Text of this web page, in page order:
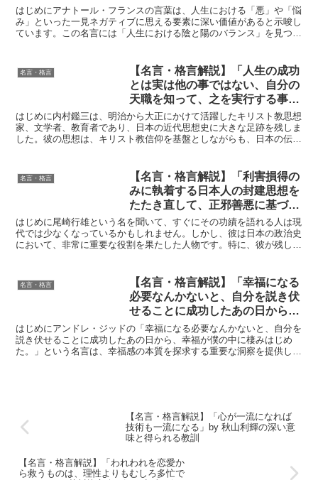
ることができるだろうか？ 実に
悪と悩みのおかげで地球は住むに
たえ、人生は生きるに値するので
スの深い意味と得られる教訓
はじめにアナトール・フランスの言葉は、人生における「悪」や「悩
み」といった一見ネガティブに思える要素に深い価値があると示唆し
ています。この名言には「人生における陰と陽のバランス」を見つめ
名言・格言
【名言・格言解説】「人生の成功
とは実は他の事ではない、自分の
天職を知って、之を実行する事で
ある。」by 内村鑑三の深い意味
と得られる教訓
はじめに内村鑑三は、明治から大正にかけて活躍したキリスト教思想
家、文学者、教育者であり、日本の近代思想史に大きな足跡を残しま
した。彼の思想は、キリスト教信仰を基盤としながらも、日本の伝統
名言・格言
【名言・格言解説】「利害損得の
みに執着する日本人の封建思想を
たたき直して、正邪善悪に基づい
て行動する人間をつくることが、
民主主義の目的であり、教育者の
使命である。」by 尾崎行雄の深
はじめに尾崎行雄という名を聞いて、すぐにその功績を語れる人は現
代では少なくなっているかもしれません。しかし、彼は日本の政治史
において、非常に重要な役割を果たした人物です。特に、彼が残した
名言・格言
【名言・格言解説】「幸福になる
必要なんかないと、自分を説き伏
せることに成功したあの日から、
幸福が僕の中に棲みはじめた。」
by ジッドの深い意味と得られる
教訓
はじめにアンドレ・ジッドの「幸福になる必要なんかないと、自分を
説き伏せることに成功したあの日から、幸福が僕の中に棲みはじめ
た。」という名言は、幸福感の本質を探求する重要な洞察を提供しま
【名言・格言解説】「心が一流になれば
技術も一流になる」by 秋山利輝の深い意
味と得られる教訓
【名言・格言解説】「われわれを恋愛か
ら救うものは、理性よりもむしろ多忙で